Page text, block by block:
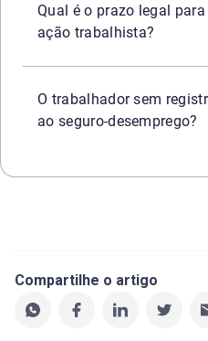
Qual é o prazo legal
ação trabalhista?
O trabalhador sem
ao seguro-desemprego?
Compartilhe o artigo